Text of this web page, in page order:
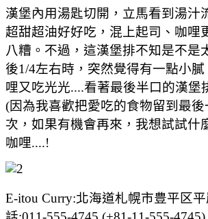
漢堡內用湯匙切開，立馬看到湯汁
超甜超油好好吃，混上起司、咖哩
八糟。不過，這漢堡排不知是不是
後1/4左右時，突然覺得有一點小
哩又吃光光....看著最後半口的漢堡
(因為我喜歡把愛吃的食物留到最後
次，如果有機會再來，我想試試什
咖哩....!
E-itou Curry:北海道札幌市豊平区